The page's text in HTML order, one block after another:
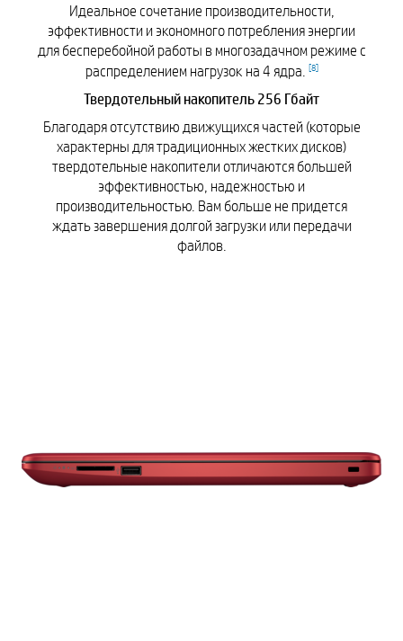
Идеальное сочетание производительности,
эффективности и экономного потребления энергии
для бесперебойной работы в многозадачном режиме с
распределением нагрузок на 4 ядра. [8]
Твердотельный накопитель 256 Гбайт
Благодаря отсутствию движущихся частей (которые
характерны для традиционных жестких дисков)
твердотельные накопители отличаются большей
эффективностью, надежностью и
производительностью. Вам больше не придется
ждать завершения долгой загрузки или передачи
файлов.